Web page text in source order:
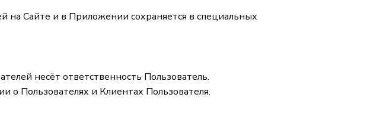
на Сайте и в Приложении сохраняется в специальных
несёт ответственность Пользователь.
о Пользователях и Клиентах Пользователя.